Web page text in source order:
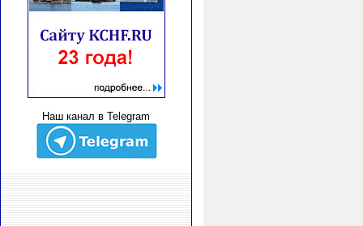
Наш канал в Telegram